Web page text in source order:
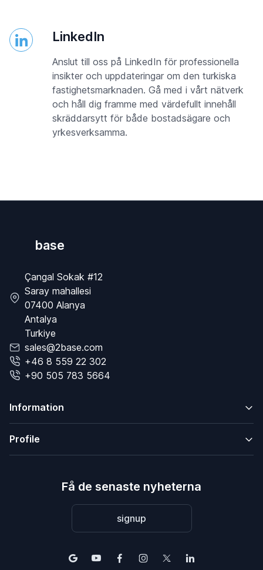
LinkedIn
Anslut till oss på LinkedIn för professionella
insikter och uppdateringar om den turkiska
fastighetsmarknaden. Gå med i vårt nätverk
och håll dig framme med värdefullt innehåll
skräddarsytt för både bostadsägare och
yrkesverksamma.
base
Çangal Sokak #12
Saray mahallesi
07400 Alanya
Antalya
Turkiye
sales@2base.com
+46 8 559 22 302
+90 505 783 5664
Information
Profile
Få de senaste nyheterna
signup